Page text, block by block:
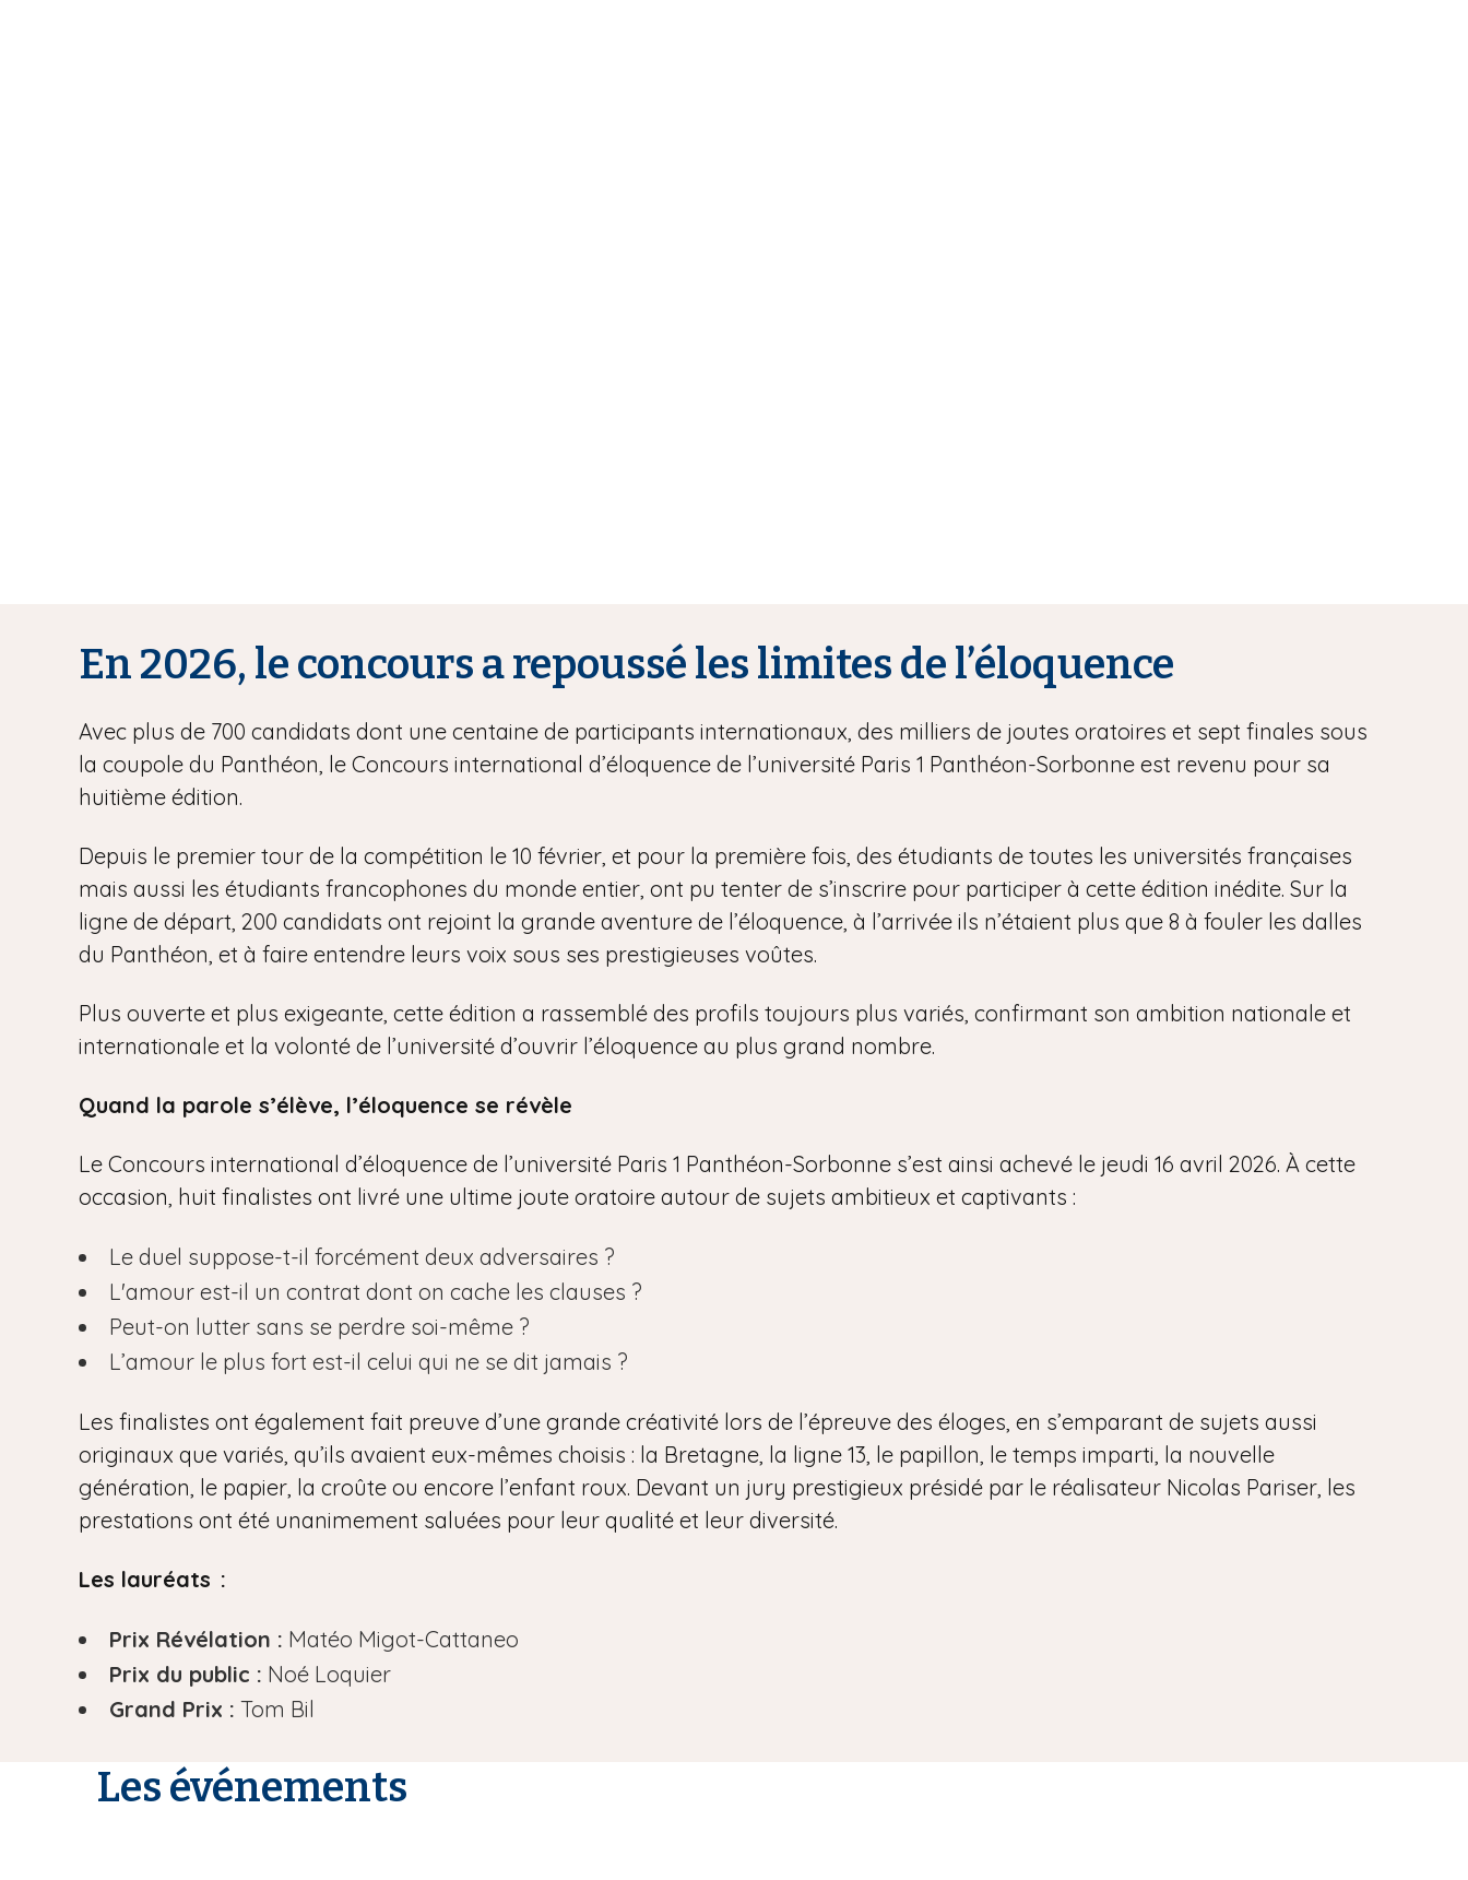
En 2026, le concours a repoussé les limites de l’éloquence
Avec plus de 700 candidats dont une centaine de participants internationaux, des milliers de joutes oratoires et sept finales sous
la coupole du Panthéon, le Concours international d’éloquence de l’université Paris 1 Panthéon-Sorbonne est revenu pour sa
huitième édition.
Depuis le premier tour de la compétition le 10 février, et pour la première fois, des étudiants de toutes les universités françaises
mais aussi les étudiants francophones du monde entier, ont pu tenter de s’inscrire pour participer à cette édition inédite. Sur la
ligne de départ, 200 candidats ont rejoint la grande aventure de l’éloquence, à l’arrivée ils n’étaient plus que 8 à fouler les dalles
du Panthéon, et à faire entendre leurs voix sous ses prestigieuses voûtes.
Plus ouverte et plus exigeante, cette édition a rassemblé des profils toujours plus variés, confirmant son ambition nationale et
internationale et la volonté de l’université d’ouvrir l’éloquence au plus grand nombre.
Quand la parole s’élève, l’éloquence se révèle
Le Concours international d’éloquence de l’université Paris 1 Panthéon-Sorbonne s’est ainsi achevé le jeudi 16 avril 2026. À cette
occasion, huit finalistes ont livré une ultime joute oratoire autour de sujets ambitieux et captivants :
Le duel suppose-t-il forcément deux adversaires ?
L'amour est-il un contrat dont on cache les clauses ?
Peut-on lutter sans se perdre soi-même ?
L’amour le plus fort est-il celui qui ne se dit jamais ?
Les finalistes ont également fait preuve d’une grande créativité lors de l’épreuve des éloges, en s’emparant de sujets aussi
originaux que variés, qu’ils avaient eux-mêmes choisis : la Bretagne, la ligne 13, le papillon, le temps imparti, la nouvelle
génération, le papier, la croûte ou encore l’enfant roux. Devant un jury prestigieux présidé par le réalisateur Nicolas Pariser, les
prestations ont été unanimement saluées pour leur qualité et leur diversité.
Les lauréats :
Prix Révélation : Matéo Migot-Cattaneo
Prix du public : Noé Loquier
Grand Prix : Tom Bil
Les événements